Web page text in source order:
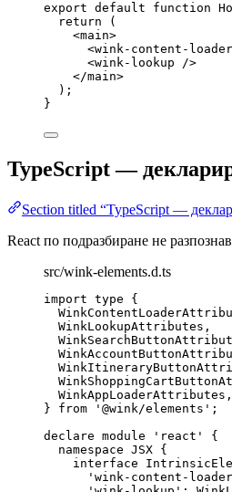
export default function
return (
<main>
<wink-content-loader
<wink-lookup />
</main>
);
}
TypeScript —
Section titled “TypeScript —
React по подразбиране не
src/wink-elements.d.ts
import type {
WinkLookupAttributes,
WinkAppLoaderAttributes,
} from ' @wink/elements ' ;
declare module ' react '
{
namespace JSX {
interface
' wink-content-loader